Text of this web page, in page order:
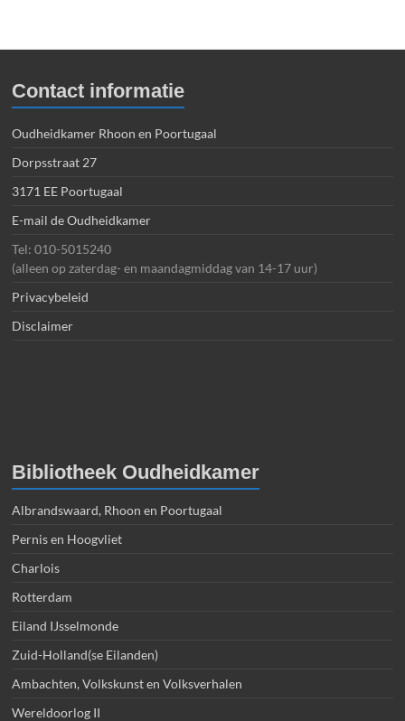
Contact informatie
Oudheidkamer Rhoon en Poortugaal
Dorpsstraat 27
3171 EE Poortugaal
E-mail de Oudheidkamer
Tel: 010-5015240
(alleen op zaterdag- en maandagmiddag van 14-17 uur)
Privacybeleid
Disclaimer
Bibliotheek Oudheidkamer
Albrandswaard, Rhoon en Poortugaal
Pernis en Hoogvliet
Charlois
Rotterdam
Eiland IJsselmonde
Zuid-Holland(se Eilanden)
Ambachten, Volkskunst en Volksverhalen
Wereldoorlog II